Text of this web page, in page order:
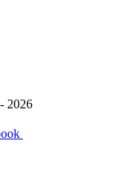
2026